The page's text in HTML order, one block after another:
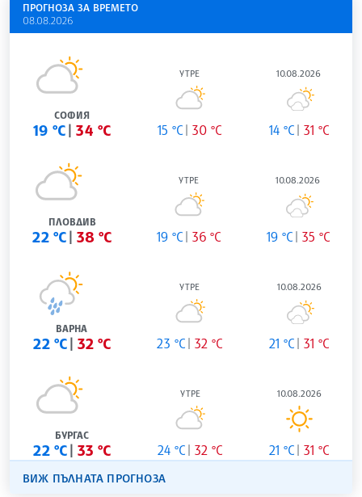
ПРОГНОЗА ЗА ВРЕМЕТО
08.08.2026
СОФИЯ
19 °C 34 °C
УТРЕ
15 °C 30 °C
10.08.2026
14 °C 31 °C
ПЛОВДИВ
22 °C 38 °C
УТРЕ
19 °C 36 °C
10.08.2026
19 °C 35 °C
ВАРНА
22 °C 32 °C
УТРЕ
23 °C 32 °C
10.08.2026
21 °C 31 °C
БУРГАС
22 °C 33 °C
УТРЕ
24 °C 32 °C
10.08.2026
21 °C 31 °C
ВИЖ ПЪЛНАТА ПРОГНОЗА